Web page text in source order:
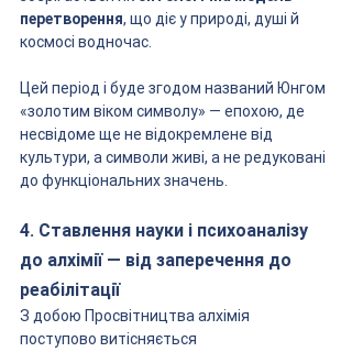
перетворення, що діє у природі, душі й
космосі водночас.
Цей період і буде згодом названий Юнгом
«золотим віком символу» — епохою, де
несвідоме ще не відокремлене від
культури, а символи живі, а не редуковані
до функціональних значень.
4. Ставлення науки і психоаналізу
до алхімії — від заперечення до
реабілітації
З добою Просвітництва алхімія
поступово витісняється